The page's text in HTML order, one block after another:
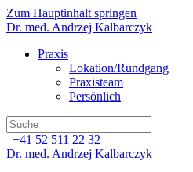
Zum Hauptinhalt springen
Dr. med. Andrzej Kalbarczyk
Praxis
Lokation/Rundgang
Praxisteam
Persönlich
+41 52 511 22 32
Dr. med. Andrzej Kalbarczyk